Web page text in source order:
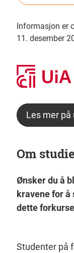
Informasjon er
11. desember
Les mer på
Om
Ønsker du å
kravene for å
dette
Studenter på